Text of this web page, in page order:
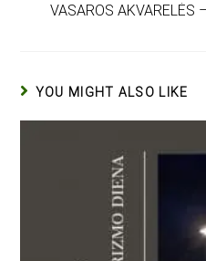
VASAROS
YOU MIGHT ALSO LIKE